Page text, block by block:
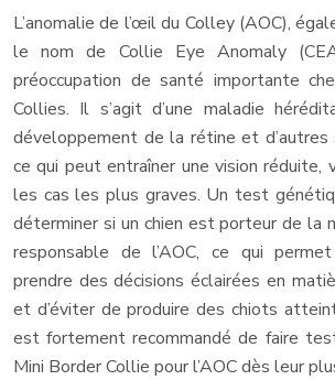
L’anomalie de l’œil du Colley (AOC),
le nom de Collie Eye Anomaly
préoccupation de santé importante
Collies. Il s’agit d’une maladie
développement de la rétine et d’autres
ce qui peut entraîner une vision réduite,
les cas les plus graves. Un test
déterminer si un chien est porteur de la
responsable de l’AOC, ce qui
prendre des décisions éclairées en
et d’éviter de produire des chiots
est fortement recommandé de faire
Mini Border Collie pour l’AOC dès leur